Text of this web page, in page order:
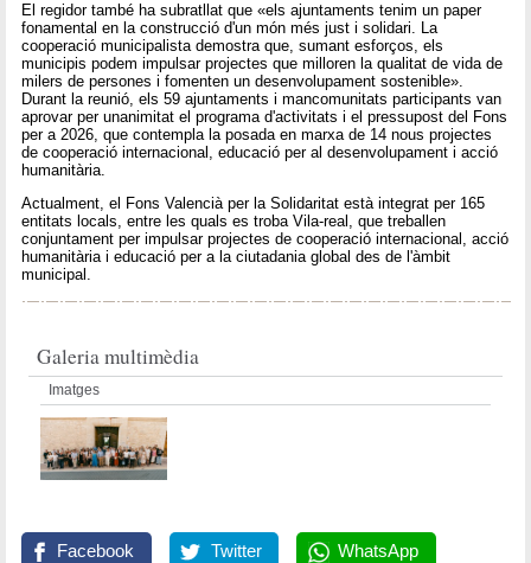
El regidor també ha subratllat que «els ajuntaments tenim un paper
fonamental en la construcció d'un món més just i solidari. La
cooperació municipalista demostra que, sumant esforços, els
municipis podem impulsar projectes que milloren la qualitat de vida de
milers de persones i fomenten un desenvolupament sostenible».
Durant la reunió, els 59 ajuntaments i mancomunitats participants van
aprovar per unanimitat el programa d'activitats i el pressupost del Fons
per a 2026, que contempla la posada en marxa de 14 nous projectes
de cooperació internacional, educació per al desenvolupament i acció
humanitària.
Actualment, el Fons Valencià per la Solidaritat està integrat per 165
entitats locals, entre les quals es troba Vila-real, que treballen
conjuntament per impulsar projectes de cooperació internacional, acció
humanitària i educació per a la ciutadania global des de l'àmbit
municipal.
Galeria multimèdia
Imatges
Facebook Twitter WhatsApp